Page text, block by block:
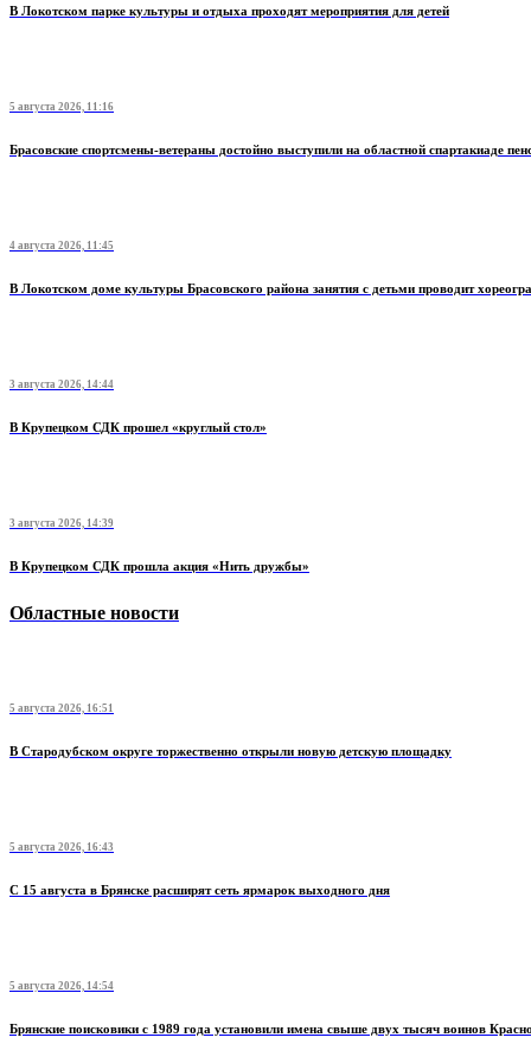
В Локотском парке культуры и отдыха проходят мероприятия для детей
5 августа 2026, 11:16
Брасовские спортсмены-ветераны достойно выступили на областной спартакиаде
4 августа 2026, 11:45
В Локотском доме культуры Брасовского района занятия с детьми проводит
3 августа 2026, 14:44
В Крупецком СДК прошел «круглый стол»
3 августа 2026, 14:39
В Крупецком СДК прошла акция «Нить дружбы»
Областные новости
5 августа 2026, 16:51
В Стародубском округе торжественно открыли новую детскую площадку
5 августа 2026, 16:43
С 15 августа в Брянске расширят сеть ярмарок выходного дня
5 августа 2026, 14:54
Брянские поисковики с 1989 года установили имена свыше двух тысяч воинов